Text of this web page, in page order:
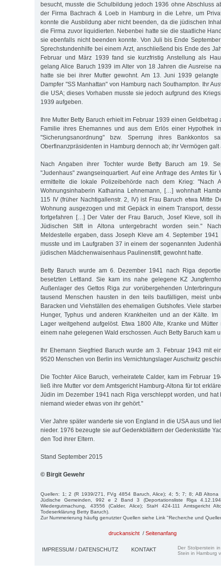
besucht, musste die Schulbildung jedoch 1936 ohne Abschluss
der Firma Bachrach & Loeb in Hamburg in die Lehre, um
konnte die Ausbildung aber nicht beenden, da die jüdischen
die Firma zuvor liquidierten. Nebenbei hatte sie die staatliche
sie ebenfalls nicht beenden konnte. Von Juli bis Ende
Sprechstundenhilfe bei einem Arzt, anschließend bis Ende des
Februar und März 1939 fand sie kurzfristig Anstellung als
gelang Alice Baruch 1939 im Alter von 18 Jahren die Ausreise
hatte sie bei ihrer Mutter gewohnt. Am 13. Juni 1939
Dampfer "SS Manhattan" von Hamburg nach Southampton. Ihr
die USA; dieses Vorhaben musste sie jedoch aufgrund des
1939 aufgeben.
Ihre Mutter Betty Baruch erhielt im Februar 1939 einen
Familie ihres Ehemannes und aus dem Erlös einer Hypothek
"Sicherungsanordnung" bzw. Sperrung ihres Bankkontos
Oberfinanzpräsidenten in Hamburg dennoch ab; ihr Vermögen galt
Nach Angaben ihrer Tochter wurde Betty Baruch am 19.
"Judenhaus" zwangseinquartiert. Auf eine Anfrage des Amtes für
ermittelte die lokale Polizeibehörde nach dem Krieg: "Nach
Wohnungsinhaberin Katharina Lehnemann, […] wohnhaft
115 IV (früher Nachtigallenstr. 2, IV) ist Frau Baruch etwa Mitte
Wohnung ausgezogen und mit Gepäck in einem Transport,
fortgefahren […] Der Vater der Frau Baruch, Josef Kleve, soll
Jüdischen Stift in Altona untergebracht worden sein."
Meldestelle ergaben, dass Joseph Kleve am 4. September
musste und im Laufgraben 37 in einem der sogenannten
jüdischen Mädchenwaisenhaus Paulinenstift, gewohnt hatte.
Betty Baruch wurde am 6. Dezember 1941 nach Riga
besetzten Lettland. Sie kam ins nahe gelegene KZ
Außenlager des Gettos Riga zur vorübergehenden
tausend Menschen hausten in den teils baufälligen, meist
Baracken und Viehställen des ehemaligen Gutshofes. Viele
Hunger, Typhus und anderen Krankheiten und an der Kälte.
Lager weitgehend aufgelöst. Etwa 1800 Alte, Kranke und
einem nahe gelegenen Wald erschossen. Auch Betty Baruch kam
Ihr Ehemann Siegfried Baruch wurde am 3. Februar 1943 mit
9520 Menschen von Berlin ins Vernichtungslager Auschwitz
Die Tochter Alice Baruch, verheiratete Calder, kam im Februar
ließ ihre Mutter vor dem Amtsgericht Hamburg-Altona für tot
Jüdin im Dezember 1941 nach Riga verschleppt worden, und hat
niemand wieder etwas von ihr gehört."
Vier Jahre später wanderte sie von England in die USA aus und
nieder. 1976 bezeugte sie auf Gedenkblättern der Gedenkstätte
den Tod ihrer Eltern.
Stand September 2015
© Birgit Gewehr
Quellen: 1; 2 (R 1939/271, FVg 4854 Baruch, Alice); 4; 5; 7; 8; AB Altona
Jüdische Gemeinden, 992 e 2 Band 3 (Deportationsliste Riga
Wiedergutmachung, 43556 (Calder, Alice); StaH 424-111 Amtsgericht
Todeserklärung Betty Baruch).
Zur Nummerierung häufig genutzter Quellen siehe Link "Recherche und
druckansicht / Seitenanfang
IMPRESSUM / DATENSCHUTZ KONTAKT
Der Stolperstein
Stein in Hamburg